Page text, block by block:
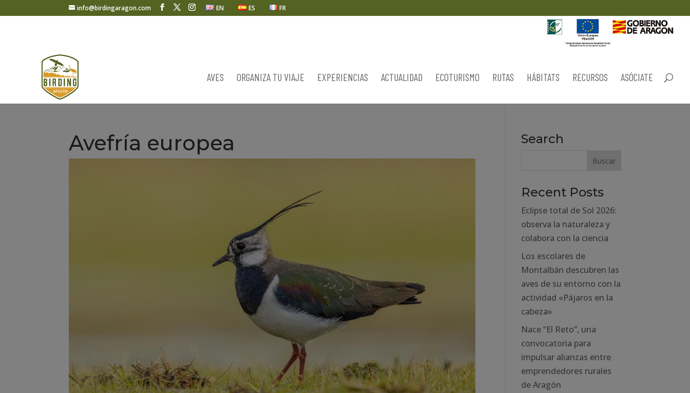
info@birdingaragon.com EN ES FR
AVES ORGANIZA TU VIAJE EXPERIENCIAS ACTUALIDAD ECOTURISMO RUTAS HÁBITATS RECURSOS ASÓCIATE
Avefría europea Search
Recent Posts
Eclipse total de Sol 2026:
observa la naturaleza y
colabora con la ciencia
Los escolares de
Montalbán descubren las
aves de su entorno con la
actividad «Pájaros en la
cabeza»
Nace “El Reto”, una
convocatoria para
impulsar alianzas entre
emprendedores rurales
de Aragón